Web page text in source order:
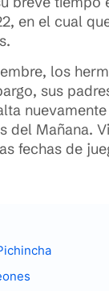
en el cual
los
sus
del Mañana.
fechas de